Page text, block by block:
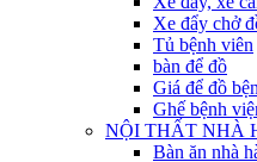
Xe đẩy chở
Tủ bệnh viên
bàn để đồ
Giá để đồ
Ghế bệnh
NỘI THẤT NHÀ
Bàn ăn nhà